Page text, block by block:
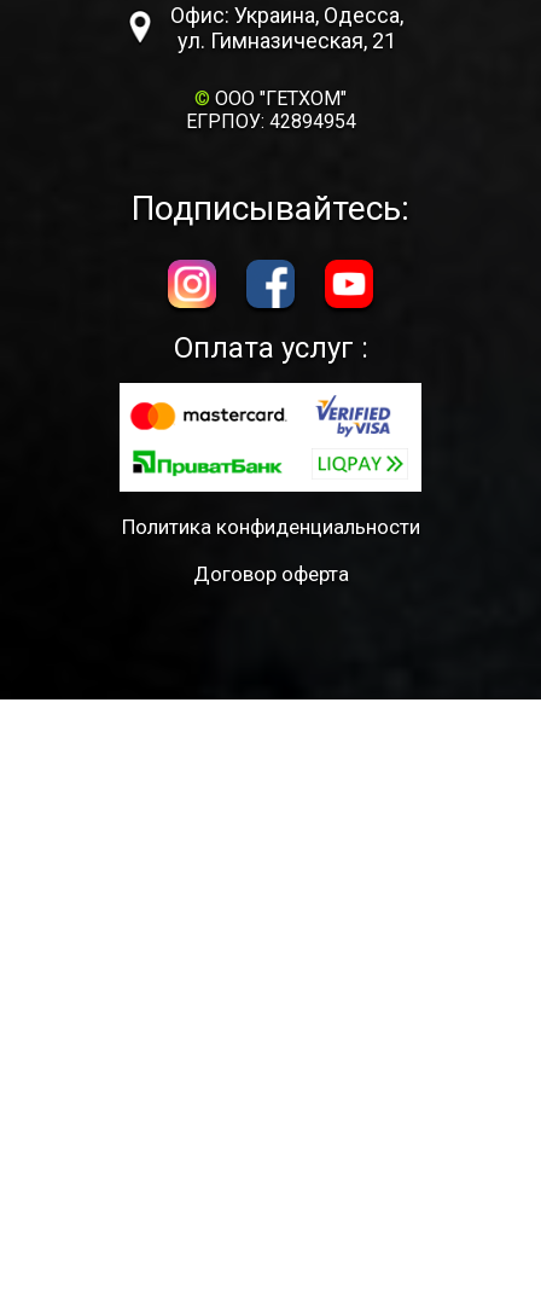
Офис: Украина, Одесса,
ул. Гимназическая, 21
© ООО "ГЕТХОМ"
ЕГРПОУ: 42894954
Подписывайтесь:
Оплата услуг :
Политика конфиденциальности
Договор оферта